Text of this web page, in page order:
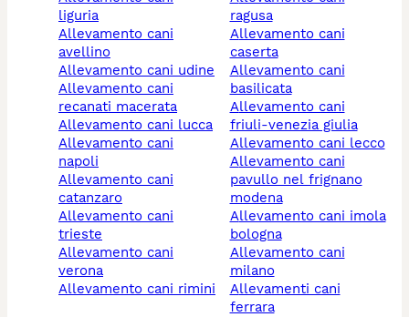
liguria
allevamento cani
avellino
allevamento cani udine
allevamento cani
recanati macerata
allevamento cani lucca
allevamento cani
napoli
allevamento cani
catanzaro
allevamento cani
trieste
allevamento cani
verona
allevamento cani rimini
ragusa
allevamento cani
caserta
allevamento cani
basilicata
allevamento cani
friuli-venezia giulia
allevamento cani lecco
allevamento cani
pavullo nel frignano
modena
allevamento cani imola
bologna
allevamento cani
milano
allevamenti cani
ferrara